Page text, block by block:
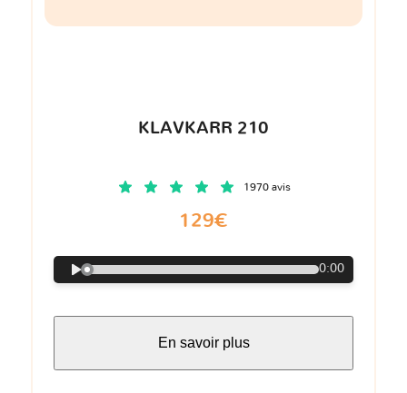
KLAVKARR 210
1970 avis
129€
0:00
En savoir plus